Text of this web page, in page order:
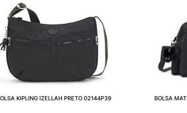
KIPLING IZELLAH PRETO 02144P39
BOLSA